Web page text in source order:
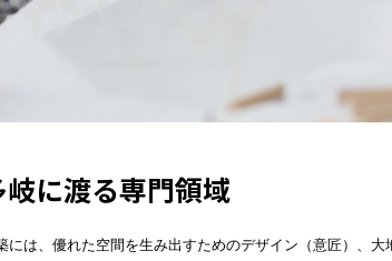
に渡る専門領域
には、優れた空間を生み出すためのデザイン（意匠）、